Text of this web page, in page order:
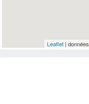
Leaflet| données